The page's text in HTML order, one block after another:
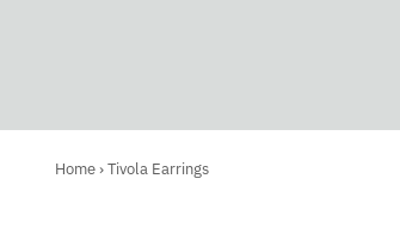
Home › Tivola Earrings